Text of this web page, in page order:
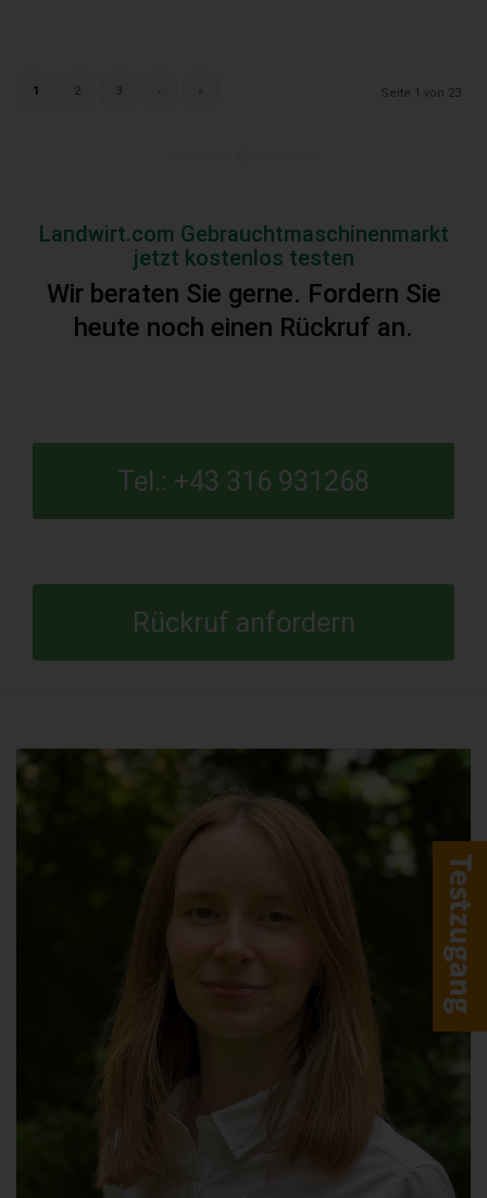
Seite 1 von 23
1 2 3
Landwirt.com Gebrauchtmaschinenmarkt
jetzt kostenlos testen
Wir beraten Sie gerne. Fordern Sie
heute noch einen Rückruf an.
Tel.: +43 316 931268
Rückruf anfordern